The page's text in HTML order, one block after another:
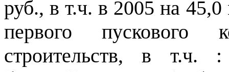
руб., в т.ч. в 2005 на
первого пускового
строительств, в т.ч. :